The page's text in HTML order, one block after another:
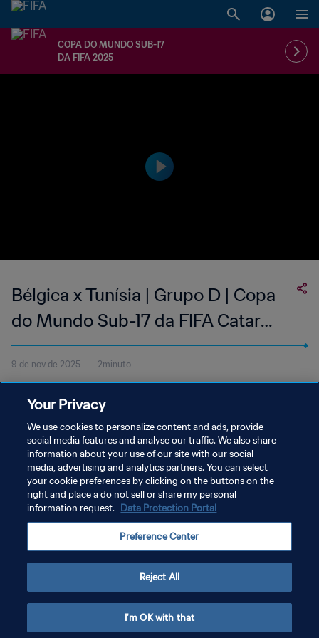
COPA DO MUNDO SUB-17
DA FIFA 2025
Bélgica x Tunísia | Grupo D | Copa
do Mundo Sub-17 da FIFA Catar
2025™ | Melhores momentos
9 de nov de 2025 2minuto
disputado na Aspire Zone, em Doha, 9 de novembro, às 15h30
(horário local).
POLÍTICA DE PRIVACIDADE
ADMINISTRAR AS PREFERÊNCIAS DE COOKIES
Copyright © 1994-2026 FIFA. Todos os direitos reservados.
Your Privacy
We use cookies to personalize content and ads, provide
social media features and analyse our traffic. We also share
information about your use of our site with our social
media, advertising and analytics partners. You can select
your cookie preferences by clicking on the buttons on the
right and place a do not sell or share my personal
information request. Data Protection Portal
Preference Center
Reject All
I'm OK with that